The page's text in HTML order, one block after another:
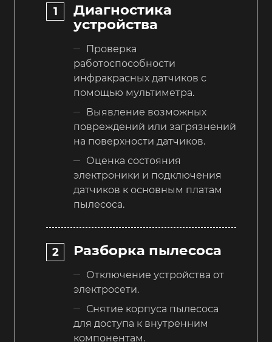
Диагностика
устройства
Проверка
работоспособности
инфракрасных датчиков с
помощью мультиметра.
Выявление возможных
повреждений или загрязнений
на поверхности датчиков.
Оценка состояния
электроники и подключения
датчиков к основным платам
пылесоса.
Разборка пылесоса
Отключение устройства от
электросети.
Снятие корпуса пылесоса
для доступа к внутренним
компонентам.